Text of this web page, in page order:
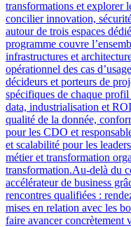
transformations et explorer
concilier innovation,
autour de trois espaces
programme couvre
infrastructures et
opérationnel des cas
décideurs et porteurs de
spécifiques de chaque
data, industrialisation et
qualité de la donnée,
pour les CDO et
et scalabilité pour les
métier et transformation
transformation.Au-delà du
accélérateur de business
rencontres qualifiées :
mises en relation avec les
faire avancer concrètement